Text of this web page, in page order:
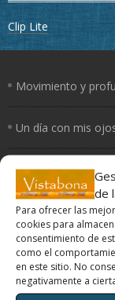
de
Para ofrecer las
cookies para
consentimiento de
como el
en este sitio. No
negativamente a
de
Clip Lite
Movimiento y
Un día con mis
El Yoga de los ojos
Periferia
¿Cómo curan los